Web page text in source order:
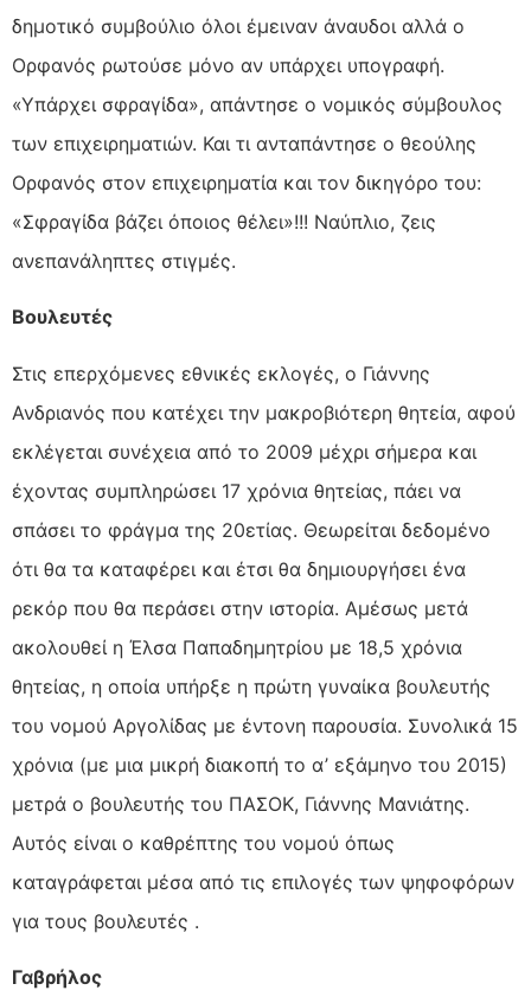
δημοτικό συμβούλιο όλοι έμειναν άναυδοι αλλά ο
Ορφανός ρωτούσε μόνο αν υπάρχει υπογραφή.
«Υπάρχει σφραγίδα», απάντησε ο νομικός σύμβουλος
των επιχειρηματιών. Και τι ανταπάντησε ο θεούλης
Ορφανός στον επιχειρηματία και τον δικηγόρο του:
«Σφραγίδα βάζει όποιος θέλει»!!! Ναύπλιο, ζεις
ανεπανάληπτες στιγμές.
Βουλευτές
Στις επερχόμενες εθνικές εκλογές, ο Γιάννης
Ανδριανός που κατέχει την μακροβιότερη θητεία, αφού
εκλέγεται συνέχεια από το 2009 μέχρι σήμερα και
έχοντας συμπληρώσει 17 χρόνια θητείας, πάει να
σπάσει το φράγμα της 20ετίας. Θεωρείται δεδομένο
ότι θα τα καταφέρει και έτσι θα δημιουργήσει ένα
ρεκόρ που θα περάσει στην ιστορία. Αμέσως μετά
ακολουθεί η Έλσα Παπαδημητρίου με 18,5 χρόνια
θητείας, η οποία υπήρξε η πρώτη γυναίκα βουλευτής
του νομού Αργολίδας με έντονη παρουσία. Συνολικά 15
χρόνια (με μια μικρή διακοπή το α’ εξάμηνο του 2015)
μετρά ο βουλευτής του ΠΑΣΟΚ, Γιάννης Μανιάτης.
Αυτός είναι ο καθρέπτης του νομού όπως
καταγράφεται μέσα από τις επιλογές των ψηφοφόρων
για τους βουλευτές .
Γαβρήλος